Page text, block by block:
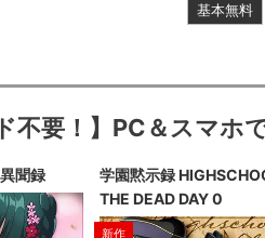
基本無料
不要！】PC＆スマホ
聞録
学園黙示録
THE DEAD DAY 0
新作